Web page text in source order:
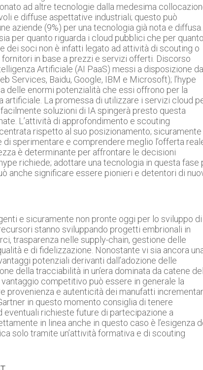
ad altre tecnologie dalla medesima
e diffuse aspettative industriali; questo può
aziende (9%) per una tecnologia già nota e diffusa.
per quanto riguarda i cloud pubblici che per quanto
dei soci non è infatti legato ad attività di scouting o
in base a prezzi e servizi offerti. Discorso
Artificiale (AI PaaS) messi a disposizione
Services, Baidu, Google, IBM e Microsoft); l’hype
delle enormi potenzialità che essi offrono per la
La promessa di utilizzare i servizi cloud
soluzioni di IA spingerà presto questa
L’attività di approfondimento e scouting
rispetto al suo posizionamento; sicuramente
di sperimentare e comprendere meglio l’offerta
è determinante per affrontare le decisioni
richiede; adottare una tecnologia in questa fase
anche significare essere pionieri e detentori di
e sicuramente non pronte oggi per lo sviluppo di
stanno sviluppando progetti embrionali in
trasparenza nelle supply-chain, gestione delle
e di fidelizzazione. Nonostante vi sia ancora
potenziali derivanti dall’adozione delle
della tracciabilità in un’era dominata da catene del
competitivo può essere in generale la
provenienza e autenticità dei manufatti
in questo momento consiglia di tenere
richieste future di partecipazione a
in linea anche in questo caso è l’esigenza
solo tramite un’attività formativa e di scouting